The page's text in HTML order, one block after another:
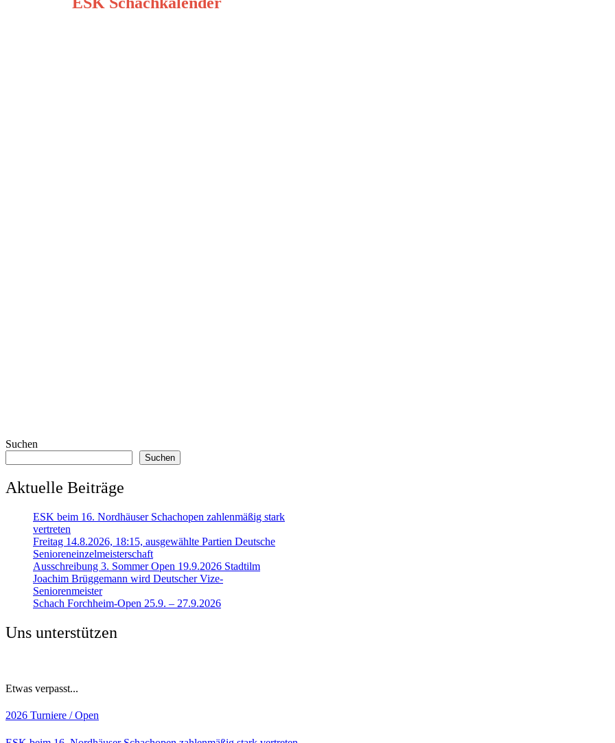
Suchen
Suchen
Aktuelle Beiträge
ESK beim 16. Nordhäuser Schachopen zahlenmäßig stark
vertreten
Freitag 14.8.2026, 18:15, ausgewählte Partien Deutsche
Senioreneinzelmeisterschaft
Ausschreibung 3. Sommer Open 19.9.2026 Stadtilm
Joachim Brüggemann wird Deutscher Vize-
Seniorenmeister
Schach Forchheim-Open 25.9. – 27.9.2026
Uns unterstützen
Etwas verpasst...
2026 Turniere / Open